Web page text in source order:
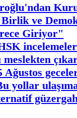
ve
Giriyor"
Ağustos
yollar